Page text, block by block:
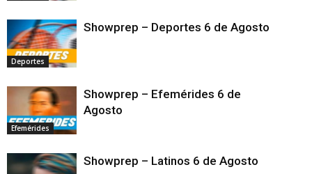
Deportes
Showprep – Deportes 6 de Agosto
Efemérides
Showprep – Efemérides 6 de
Agosto
Showprep – Latinos 6 de Agosto